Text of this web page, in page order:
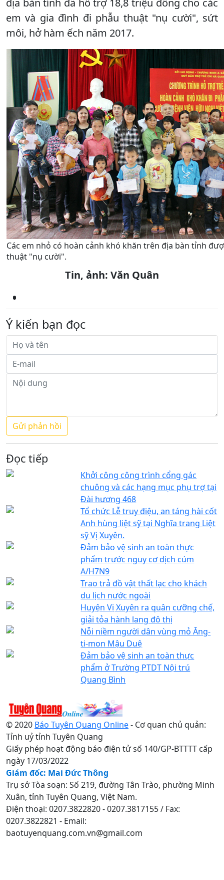
địa bàn tỉnh đã hỗ trợ 18,8 triệu đồng cho các
em và gia đình đi phẫu thuật "nụ cười", sứt
môi, hở hàm ếch năm 2017.
Các em nhỏ có hoàn cảnh khó khăn trên địa bàn tỉnh
thuật "nụ cười".
Tin, ảnh: Văn Quân
Ý kiến bạn đọc
Đọc tiếp
Khởi công công trình cổng gác
chuông và các hạng mục phụ trợ tại
Đài hương 468
Tổ chức Lễ truy điệu, an táng hài cốt
Anh hùng liệt sỹ tại Nghĩa trang Liệt
sỹ Vị Xuyên.
Đảm bảo vệ sinh an toàn thực
phẩm trước nguy cơ dịch cúm
A/H7N9
Trao trả đồ vật thất lạc cho khách
du lịch nước ngoài
Huyện Vị Xuyên ra quân cưỡng chế,
giải tỏa hành lang đô thị
Nỗi niềm người dân vùng mỏ Ăng-
ti-mon Mậu Duệ
Đảm bảo vệ sinh an toàn thực
phẩm ở Trường PTDT Nội trú
Quang Bình
© 2020 Báo Tuyên Quang Online- Cơ quan chủ quản:
Tỉnh uỷ tỉnh Tuyên Quang
Giấy phép hoạt động báo điện tử số 140/GP-BTTTT cấp
ngày 17/03/2022
Giám đốc: Mai Đức Thông
Trụ sở Tòa soạn: Số 219, đường Tân Trào, phường Minh
Xuân, tỉnh Tuyên Quang, Việt Nam.
Điện thoại: 0207.3822820 - 0207.3817155 / Fax:
0207.3822821 - Email:
baotuyenquang.com.vn@gmail.com